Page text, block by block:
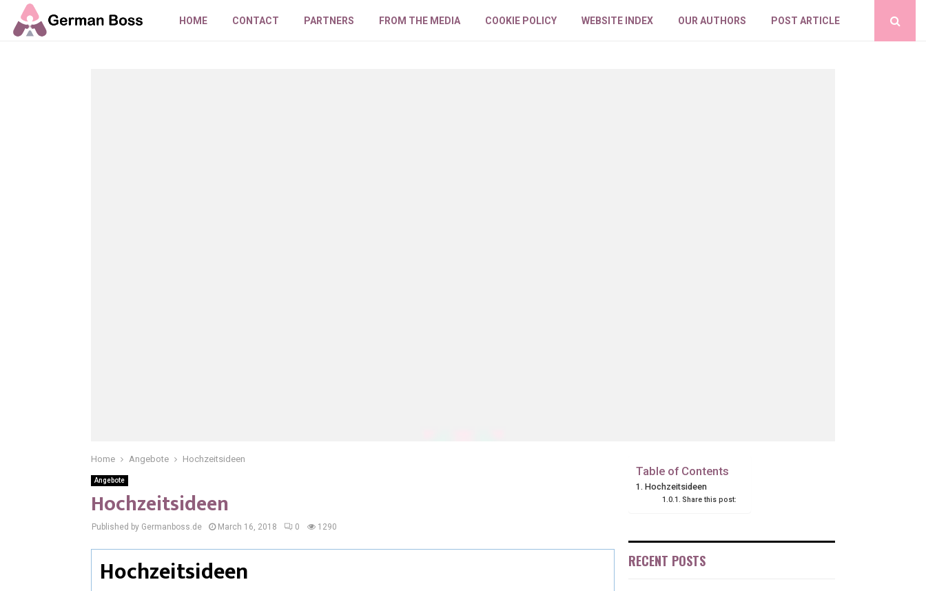
HOME CONTACT PARTNERS FROM THE MEDIA COOKIE POLICY WEBSITE INDEX OUR AUTHORS POST ARTICLE
Home Angebote Hochzeitsideen
Angebote
Hochzeitsideen
Published by Germanboss.de March 16, 2018 0 1290
Hochzeitsideen
Table of Contents
Hochzeitsideen
Share this post:
RECENT POSTS